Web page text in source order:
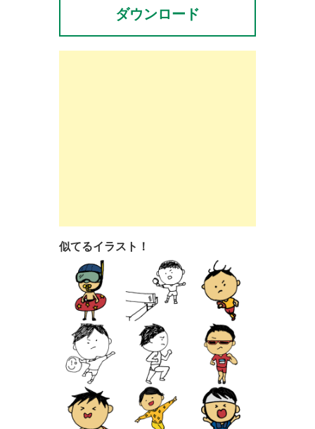
ダウンロード
似てるイラスト！